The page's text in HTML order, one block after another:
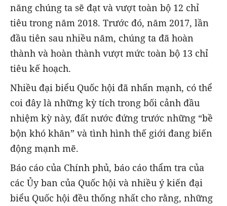
năng chúng ta sẽ đạt và vượt toàn bộ 12 chỉ
tiêu trong năm 2018. Trước đó, năm 2017, lần
đầu tiên sau nhiều năm, chúng ta đã hoàn
thành và hoàn thành vượt mức toàn bộ 13 chỉ
tiêu kế hoạch.
Nhiều đại biểu Quốc hội đã nhấn mạnh, có thể
coi đây là những kỳ tích trong bối cảnh đầu
nhiệm kỳ này, đất nước đứng trước những “bề
bộn khó khăn” và tình hình thế giới đang biến
động mạnh mẽ.
Báo cáo của Chính phủ, báo cáo thẩm tra của
các Ủy ban của Quốc hội và nhiều ý kiến đại
biểu Quốc hội đều thống nhất cho rằng, những